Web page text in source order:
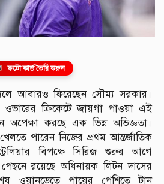
ফটো কার্ড তৈরি করুন
দলে আবারও ফিরেছেন সৌম্য সরকার।
ক্রিকেটে জায়গা পাওয়া এই
অপেক্ষা করছে এক ভিন্ন অভিজ্ঞতা।
পারেন নিজের প্রথম আন্তর্জাতিক
বিপক্ষে সিরিজ শুরুর আগে
রয়েছে অধিনায়ক লিটন দাসের
ওয়ানডেতে পায়ের পেশিতে টান